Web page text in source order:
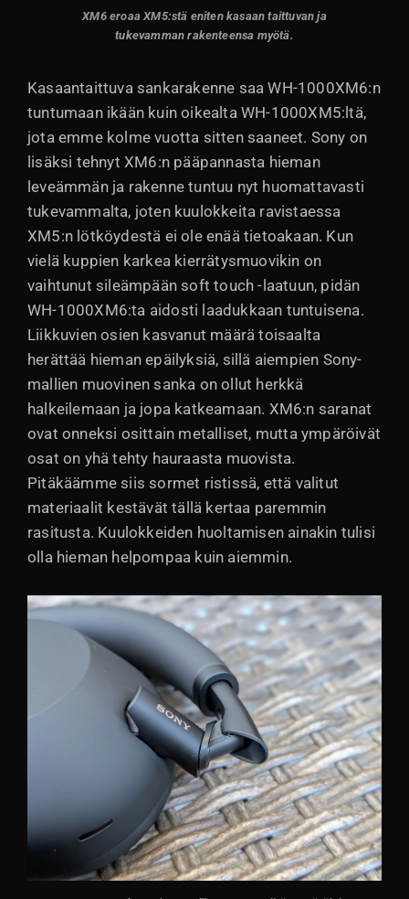
XM6 eroaa XM5:stä eniten kasaan taittuvan ja
tukevamman rakenteensa myötä.
Kasaantaittuva sankarakenne saa WH-1000XM6:n
tuntumaan ikään kuin oikealta WH-1000XM5:ltä,
jota emme kolme vuotta sitten saaneet. Sony on
lisäksi tehnyt XM6:n pääpannasta hieman
leveämmän ja rakenne tuntuu nyt huomattavasti
tukevammalta, joten kuulokkeita ravistaessa
XM5:n lötköydestä ei ole enää tietoakaan. Kun
vielä kuppien karkea kierrätysmuovikin on
vaihtunut sileämpään soft touch -laatuun, pidän
WH-1000XM6:ta aidosti laadukkaan tuntuisena.
Liikkuvien osien kasvanut määrä toisaalta
herättää hieman epäilyksiä, sillä aiempien Sony-
mallien muovinen sanka on ollut herkkä
halkeilemaan ja jopa katkeamaan. XM6:n saranat
ovat onneksi osittain metalliset, mutta ympäröivät
osat on yhä tehty hauraasta muovista.
Pitäkäämme siis sormet ristissä, että valitut
materiaalit kestävät tällä kertaa paremmin
rasitusta. Kuulokkeiden huoltamisen ainakin tulisi
olla hieman helpompaa kuin aiemmin.